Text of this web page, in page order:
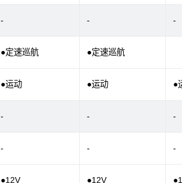
- - -
●定速巡航 ●定速巡航
●运动 ●运动 ●
- - -
- - -
●12V ●12V